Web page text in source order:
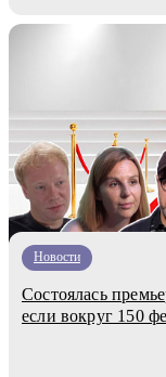
Новости
Состоялась
если вокруг 150